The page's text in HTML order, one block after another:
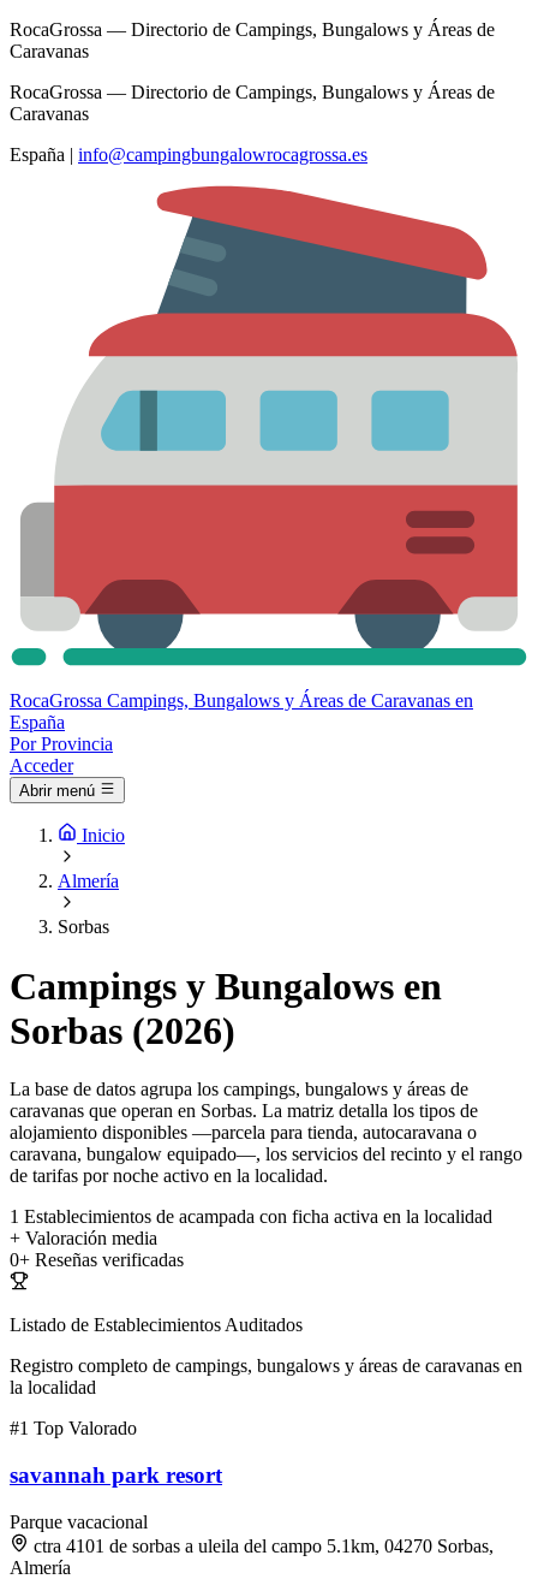
RocaGrossa — Directorio de Campings, Bungalows y Áreas de
Caravanas
RocaGrossa — Directorio de Campings, Bungalows y Áreas de
Caravanas
España | info@campingbungalowrocagrossa.es
RocaGrossa Campings, Bungalows y Áreas de Caravanas en
España
Por Provincia
Acceder
Abrir menú
Inicio
Almería
Sorbas
Campings y Bungalows en
Sorbas (2026)
La base de datos agrupa los campings, bungalows y áreas de
caravanas que operan en Sorbas. La matriz detalla los tipos de
alojamiento disponibles —parcela para tienda, autocaravana o
caravana, bungalow equipado—, los servicios del recinto y el rango
de tarifas por noche activo en la localidad.
1 Establecimientos de acampada con ficha activa en la localidad
+ Valoración media
0+ Reseñas verificadas
Listado de Establecimientos Auditados
Registro completo de campings, bungalows y áreas de caravanas en
la localidad
#1 Top Valorado
savannah park resort
Parque vacacional
ctra 4101 de sorbas a uleila del campo 5.1km, 04270 Sorbas,
Almería